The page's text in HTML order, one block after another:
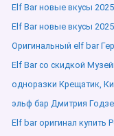
Elf Bar новые вкусы
Elf Bar новые вкусы
Оригинальный elf bar
Elf Bar со скидкой
одноразки Крещатик,
эльф бар Дмитрия
Elf bar оригинал купить